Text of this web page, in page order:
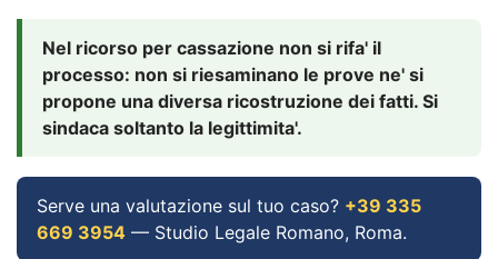
Nel ricorso per cassazione non si rifa' il
processo: non si riesaminano le prove ne' si
propone una diversa ricostruzione dei fatti. Si
sindaca soltanto la legittimita'.
Serve una valutazione sul tuo caso? +39 335
669 3954 — Studio Legale Romano, Roma.